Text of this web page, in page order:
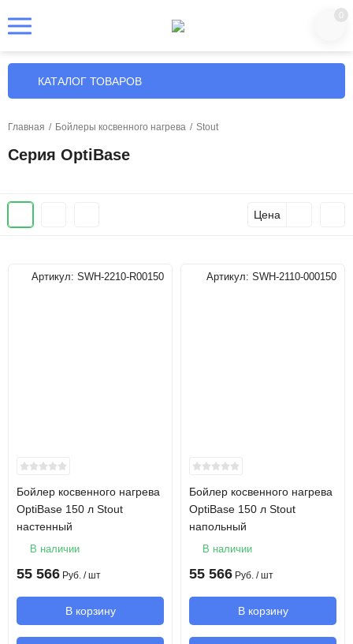
0
КАТАЛОГ ТОВАРОВ
Главная / Бойлеры косвенного нагрева / Stout
Cерия OptiBase
Цена
Артикул: SWH-2210-R00150
Бойлер косвенного нагрева
OptiBase 150 л Stout
настенный
В наличии
55 566 Руб. / шт
В корзину
Артикул: SWH-2110-000150
Бойлер косвенного нагрева
OptiBase 150 л Stout
напольный
В наличии
55 566 Руб. / шт
В корзину